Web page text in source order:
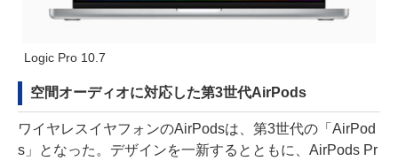
Logic Pro 10.7
空間オーディオに対応した第3世代AirPods
ワイヤレスイヤフォンのAirPodsは、第3世代の「AirPod
s」となった。デザインを一新するとともに、AirPods Pr